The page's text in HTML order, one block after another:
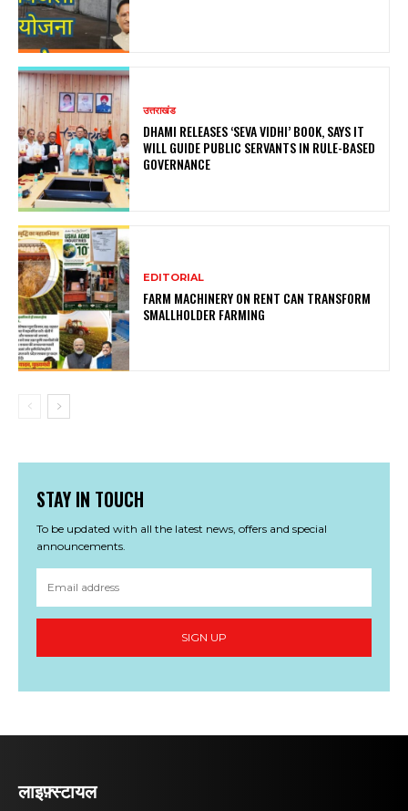
उत्तराखंड
DHAMI RELEASES ‘SEVA VIDHI’ BOOK, SAYS IT
WILL GUIDE PUBLIC SERVANTS IN RULE-BASED
GOVERNANCE
EDITORIAL
FARM MACHINERY ON RENT CAN TRANSFORM
SMALLHOLDER FARMING
STAY IN TOUCH
To be updated with all the latest news, offers and special
announcements.
SIGN UP
लाइफ़्स्टायल